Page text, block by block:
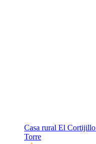
Casa rural El
Torre